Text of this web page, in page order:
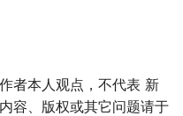
者本人观点，不代表 新
容、版权或其它问题请于